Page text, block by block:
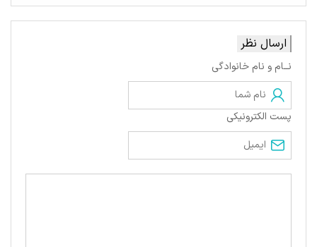
ارسال نظر
نــام و نام خانوادگی
پست الکترونیکی